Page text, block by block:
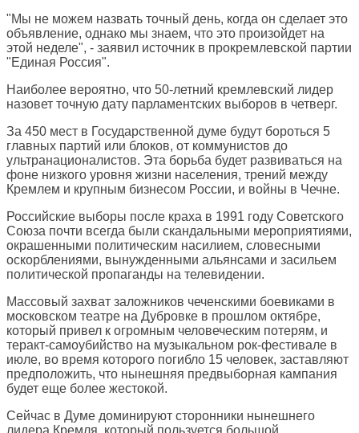
"Мы не можем назвать точный день, когда он сделает это
объявление, однако мы знаем, что это произойдет на
этой неделе", - заявил источник в прокремлевской партии
"Единая Россия".
Наиболее вероятно, что 50-летний кремлевский лидер
назовет точную дату парламентских выборов в четверг.
За 450 мест в Государственной думе будут бороться 5
главных партий или блоков, от коммунистов до
ультранационалистов. Эта борьба будет развиваться на
фоне низкого уровня жизни населения, трений между
Кремлем и крупным бизнесом России, и войны в Чечне.
Российские выборы после краха в 1991 году Советского
Союза почти всегда были скандальными мероприятиями,
окрашенными политическим насилием, словесными
оскорблениями, вынужденными альянсами и засильем
политической пропаганды на телевидении.
Массовый захват заложников чеченскими боевиками в
московском театре на Дубровке в прошлом октябре,
который привел к огромным человеческим потерям, и
теракт-самоубийство на музыкальном рок-фестивале в
июле, во время которого погибло 15 человек, заставляют
предположить, что нынешняя предвыборная кампания
будет еще более жестокой.
Сейчас в Думе доминируют сторонники нынешнего